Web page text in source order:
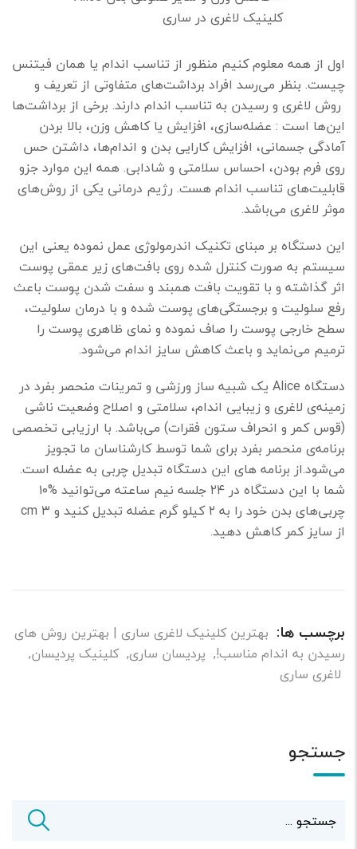
کلینیک لاغری در ساری
اول از همه معلوم کنیم منظور از تناسب اندام یا همان فیتنس
چیست. بنظر می‌رسد افراد برداشت‌های متفاوتی از تعریف و
روش لاغری و رسیدن به تناسب اندام دارند. برخی از برداشت‌ها
این‌ها است : عضله‌سازی، افزایش یا کاهش وزن، بالا بردن
آمادگی جسمانی، افزایش کارایی بدن و اندام‌ها، داشتن حس
روی فرم بودن، احساس سلامتی و شادابی. همه این موارد جزو
قابلیت‌های تناسب اندام هست. رژیم درمانی یکی از روش‌های
موثر لاغری می‌باشد.
این دستگاه بر مبنای تکنیک اندرمولوژی عمل نموده یعنی این
سیستم به صورت کنترل شده روی بافت‌های زیر عمقی پوست
اثر گذاشته و با تقویت بافت همبند و سفت شدن پوست باعث
رفع سلولیت و برجستگی‌های پوست شده و با درمان سلولیت،
سطح خارجی پوست را صاف نموده و نمای ظاهری پوست را
ترمیم می‌نماید و باعث کاهش سایز اندام می‌شود.
دستگاه Alice یک شبیه ساز ورزشی و تمرینات منحصر بفرد در
زمینه‌ی لاغری و زیبایی اندام، سلامتی و اصلاح وضعیت ناشی
(قوس کمر و انحراف ستون فقرات) می‌باشد. با ارزیابی تخصصی
برنامه‌ی منحصر بفرد برای شما توسط کارشناسان ما تجویز
می‌شود.از برنامه های این دستگاه تبدیل چربی به عضله است.
شما با این دستگاه در ۲۴ جلسه نیم ساعته می‌توانید %۱۰
چربی‌های بدن خود را به ۲ کیلو گرم عضله تبدیل کنید و cm ۳
از سایز کمر کاهش دهید.
برچسب ها: بهترین کلینیک لاغری ساری | بهترین روش های
رسیدن به اندام مناسب!, پردیسان ساری, کلینیک پردیسان,
لاغری ساری
جستجو